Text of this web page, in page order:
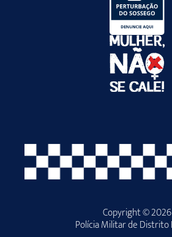
Copyright © 2026
Polícia Militar de Distrito